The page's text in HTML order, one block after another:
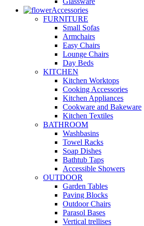
Accessories
FURNITURE
Small Sofas
Armchairs
Easy Chairs
Lounge Chairs
Day Beds
KITCHEN
Kitchen Worktops
Cooking Accessories
Kitchen Appliances
Cookware and Bakeware
Kitchen Textiles
BATHROOM
Washbasins
Towel Racks
Soap Dishes
Bathtub Taps
Accessible Showers
OUTDOOR
Garden Tables
Paving Blocks
Outdoor Chairs
Parasol Bases
Vertical trellises